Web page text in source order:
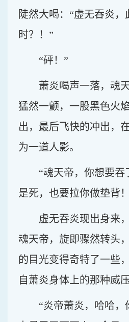
陡然大喝：“虚无吞炎
时？！”
“砰！”
萧炎喝声一落，魂
猛然一颤，一股黑色火
出，最后飞快的冲出，
为一道人影。
“魂天帝，你想要
是死，也要拉你做垫背
虚无吞炎现出身来
魂天帝，旋即骤然转头
的目光变得奇特了一些
自萧炎身体上的那种威压
“炎帝萧炎，哈哈